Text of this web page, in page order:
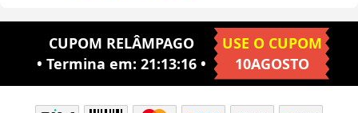
CUPOM RELÂMPAGO
• Termina em: 21:13:16•
USE O CUPOM
10AGOSTO